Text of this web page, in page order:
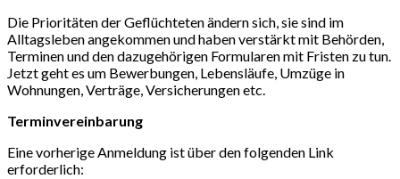
Die Prioritäten der Geflüchteten ändern sich, sie sind im
Alltagsleben angekommen und haben verstärkt mit Behörden,
Terminen und den dazugehörigen Formularen mit Fristen zu tun.
Jetzt geht es um Bewerbungen, Lebensläufe, Umzüge in
Wohnungen, Verträge, Versicherungen etc.
Terminvereinbarung
Eine vorherige Anmeldung ist über den folgenden Link
erforderlich: